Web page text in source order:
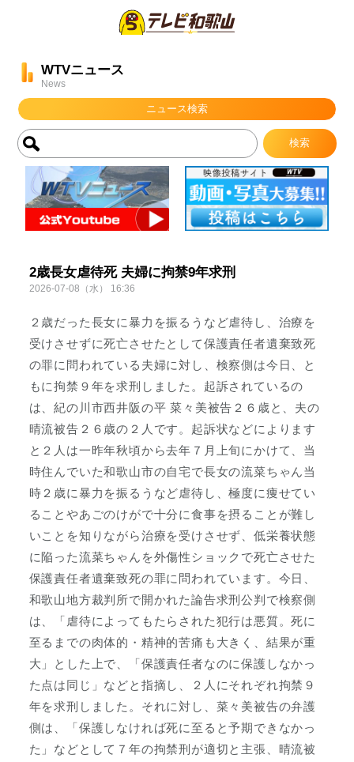
WTVニュース
News
ニュース検索
2歳長女虐待死 夫婦に拘禁9年求刑
2026-07-08（水） 16:36
２歳だった長女に暴力を振るうなど虐待し、治療を
受けさせずに死亡させたとして保護責任者遺棄致死
の罪に問われている夫婦に対し、検察側は今日、と
もに拘禁９年を求刑しました。起訴されているの
は、紀の川市西井阪の平 菜々美被告２６歳と、夫の
晴流被告２６歳の２人です。起訴状などによります
と２人は一昨年秋頃から去年７月上旬にかけて、当
時住んでいた和歌山市の自宅で長女の流菜ちゃん当
時２歳に暴力を振るうなど虐待し、極度に痩せてい
ることやあごのけがで十分に食事を摂ることが難し
いことを知りながら治療を受けさせず、低栄養状態
に陥った流菜ちゃんを外傷性ショックで死亡させた
保護責任者遺棄致死の罪に問われています。今日、
和歌山地方裁判所で開かれた論告求刑公判で検察側
は、「虐待によってもたらされた犯行は悪質。死に
至るまでの肉体的・精神的苦痛も大きく、結果が重
大」とした上で、「保護責任者なのに保護しなかっ
た点は同じ」などと指摘し、２人にそれぞれ拘禁９
年を求刑しました。それに対し、菜々美被告の弁護
側は、「保護しなければ死に至ると予期できなかっ
た」などとして７年の拘禁刑が適切と主張、晴流被